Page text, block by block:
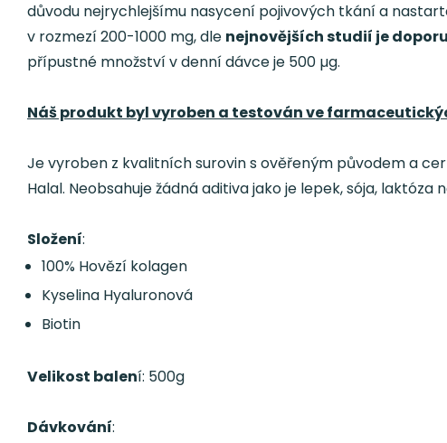
důvodu nejrychlejšímu nasycení pojivových tkání a
v rozmezí 200-1000 mg, dle nejnovějších studií je
přípustné množství v denní dávce je 500 µg.
Náš produkt byl vyroben a testován ve
Je vyroben z kvalitních surovin s ověřeným původem a
Halal. Neobsahuje žádná aditiva jako je lepek, sója, laktóza
Složení:
100% Hovězí kolagen
Kyselina Hyaluronová
Biotin
Velikost balení: 500g
Dávkování: